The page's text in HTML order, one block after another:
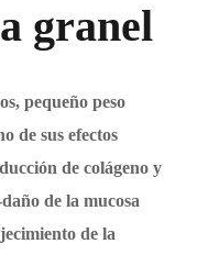
granel
pequeño peso
de sus efectos
de colágeno y
de la mucosa
de la